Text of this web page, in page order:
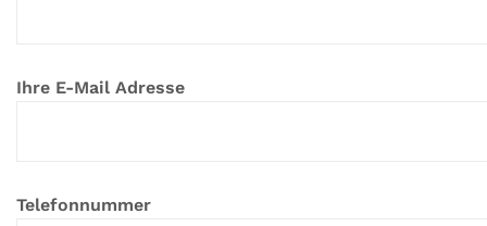
Ihre E-Mail Adresse
Telefonnummer